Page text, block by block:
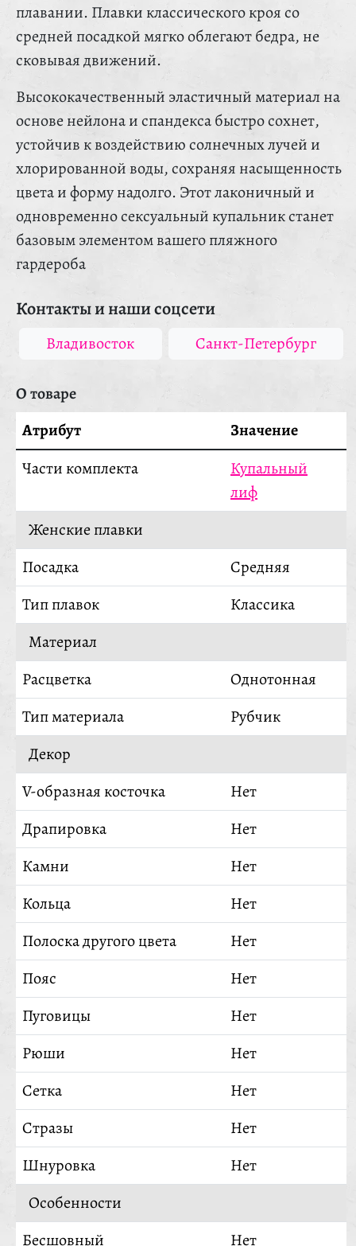
плавании. Плавки классического кроя со
средней посадкой мягко облегают бедра, не
сковывая движений.
Высококачественный эластичный материал на
основе нейлона и спандекса быстро сохнет,
устойчив к воздействию солнечных лучей и
хлорированной воды, сохраняя насыщенность
цвета и форму надолго. Этот лаконичный и
одновременно сексуальный купальник станет
базовым элементом вашего пляжного
гардероба
Контакты и наши соцсети
Владивосток Санкт-Петербург
О товаре
Атрибут
Значение
Части комплекта
Купальный
лиф
Женские плавки
Посадка
Средняя
Тип плавок
Классика
Материал
Расцветка
Однотонная
Тип материала
Рубчик
Декор
V-образная косточка
Нет
Драпировка
Нет
Камни
Нет
Кольца
Нет
Полоска другого цвета
Нет
Пояс
Нет
Пуговицы
Нет
Рюши
Нет
Сетка
Нет
Стразы
Нет
Шнуровка
Нет
Особенности
Бесшовный
Нет